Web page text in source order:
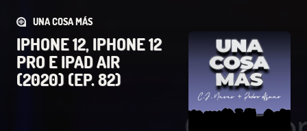
UNA COSA MÁS
IPHONE 12, IPHONE 12
PRO E IPAD AIR
(2020) (EP. 82)